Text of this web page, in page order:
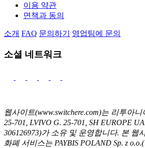
이용 약관
면책과 동의
소개 FAQ 문의하기 영업팀에 문의
소셜 네트워크
웹사이트(www.switchere.com)는 리투아
25-701, LVIVO G. 25-701, SH EUROPE
306126973)가 소유 및 운영합니다. 본 웹
화폐 서비스는 PAYBIS POLAND Sp. z